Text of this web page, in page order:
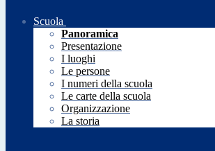
Scuola
Panoramica
Presentazione
I luoghi
Le persone
I numeri della scuola
Le carte della scuola
Organizzazione
La storia